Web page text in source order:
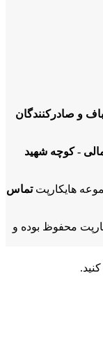
و صادرکنندگان
- کوچه شهید
هایکارپتتماس
محفوظ بوده و